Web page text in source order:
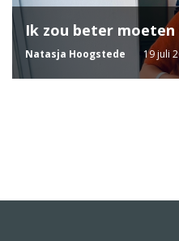
Ik zou beter
Natasja Hoogstede 19 juli